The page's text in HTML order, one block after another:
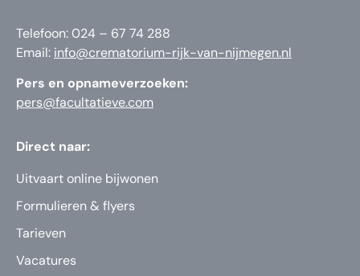
Telefoon: 024 – 67 74 288
Email: info@crematorium-rijk-van-nijmegen.nl
Pers en opnameverzoeken:
pers@facultatieve.com
Direct naar:
Uitvaart online bijwonen
Formulieren & flyers
Tarieven
Vacatures